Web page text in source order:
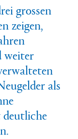
grossen
zeigen,
weiter
als